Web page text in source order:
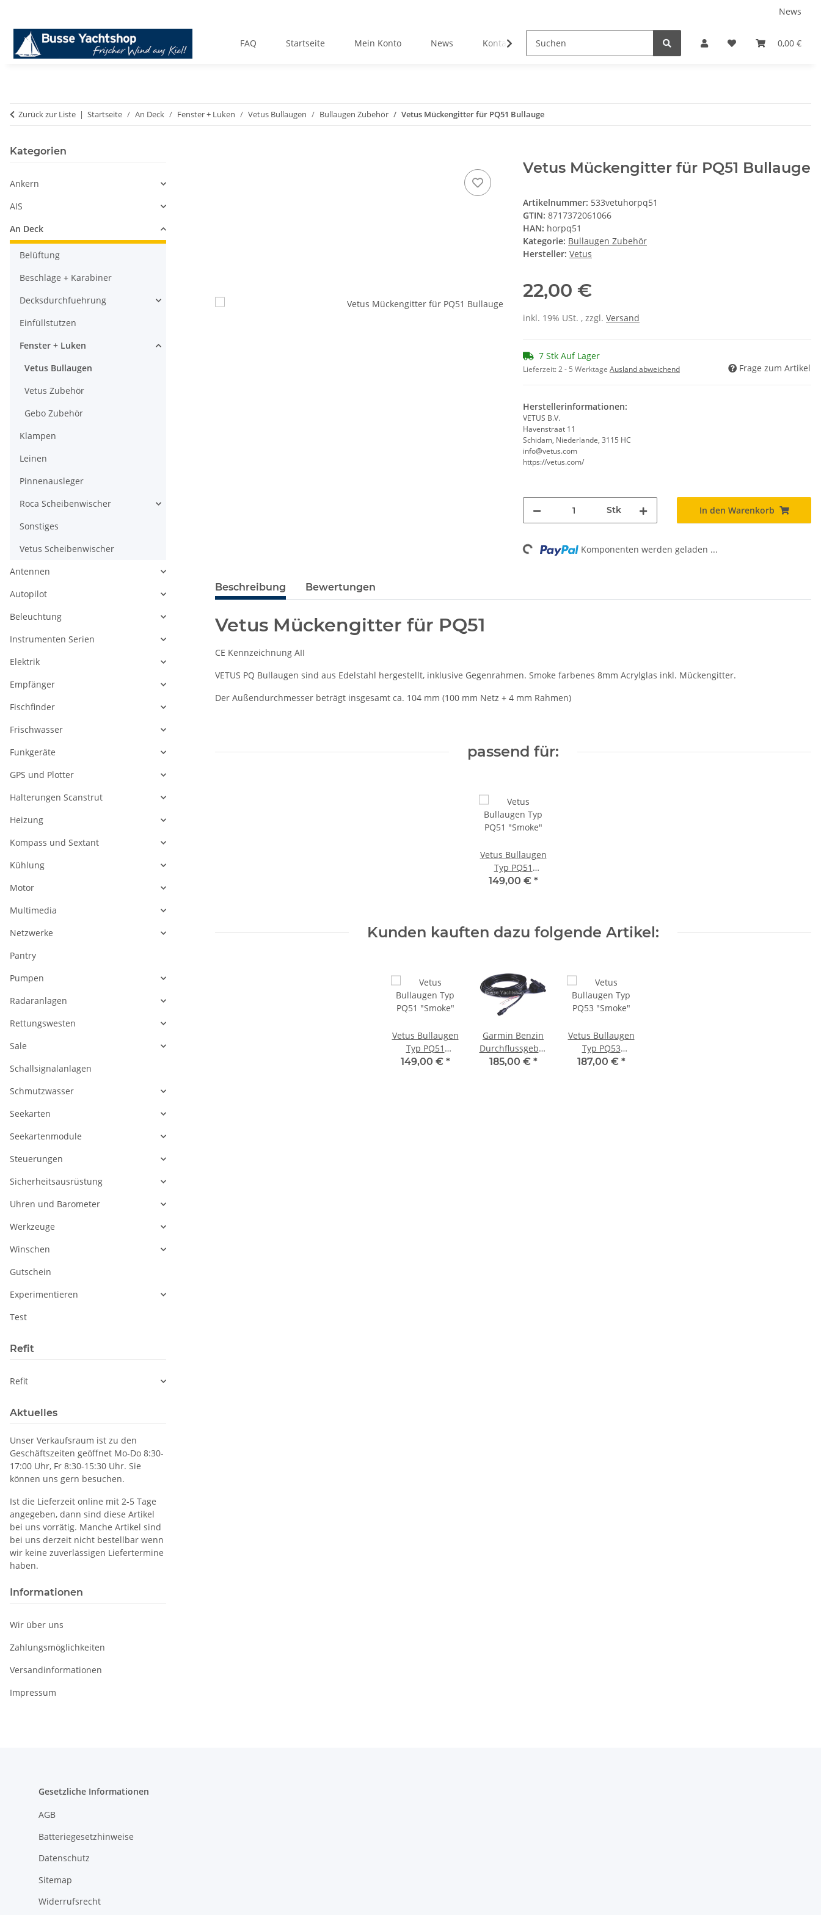
News
0,00 €
FAQ Startseite Mein Konto News Kontakt Karriere
Zurück zur Liste Startseite An Deck Fenster + Luken Vetus Bullaugen Bullaugen Zubehör Vetus Mückengitter für PQ51 Bullauge
Vetus Mückengitter für PQ51 Bullauge
Artikelnummer: 533vetuhorpq51
GTIN: 8717372061066
HAN: horpq51
Kategorie: Bullaugen Zubehör
Hersteller: Vetus
22,00 €
inkl. 19% USt. , zzgl. Versand
7 Stk Auf Lager
Lieferzeit:2 - 5 Werktage Ausland abweichend Frage zum Artikel
Herstellerinformationen:
VETUS B.V.
Havenstraat 11
Schidam, Niederlande, 3115 HC
info@vetus.com
https://vetus.com/
Stk In den Warenkorb
Loading... Komponenten werden geladen ...
Beschreibung Bewertungen
Vetus Mückengitter für PQ51
CE Kennzeichnung AII
VETUS PQ Bullaugen sind aus Edelstahl hergestellt, inklusive Gegenrahmen. Smoke farbenes 8mm Acrylglas inkl. Mückengitter.
Der Außendurchmesser beträgt insgesamt ca. 104 mm (100 mm Netz + 4 mm Rahmen)
passend für:
Vetus Bullaugen
Typ PQ51
"Smoke"
149,00 € *
Kunden kauften dazu folgende Artikel:
Vetus Bullaugen
Typ PQ51
"Smoke"
149,00 € *
Garmin Benzin
Durchflussgeber
GFS10, NMEA-
185,00 € *
Vetus Bullaugen
Typ PQ53
"Smoke"
187,00 € *
Kategorien
Ankern
AIS
An Deck
Belüftung
Beschläge + Karabiner
Decksdurchfuehrung
Einfüllstutzen
Fenster + Luken
Vetus Bullaugen
Vetus Zubehör
Gebo Zubehör
Klampen
Leinen
Pinnenausleger
Roca Scheibenwischer
Sonstiges
Vetus Scheibenwischer
Antennen
Autopilot
Beleuchtung
Instrumenten Serien
Elektrik
Empfänger
Fischfinder
Frischwasser
Funkgeräte
GPS und Plotter
Halterungen Scanstrut
Heizung
Kompass und Sextant
Kühlung
Motor
Multimedia
Netzwerke
Pantry
Pumpen
Radaranlagen
Rettungswesten
Sale
Schallsignalanlagen
Schmutzwasser
Seekarten
Seekartenmodule
Steuerungen
Sicherheitsausrüstung
Uhren und Barometer
Werkzeuge
Winschen
Gutschein
Experimentieren
Test
Refit
Refit
Aktuelles
Unser Verkaufsraum ist zu den
Geschäftszeiten geöffnet Mo-Do 8:30-
17:00 Uhr, Fr 8:30-15:30 Uhr. Sie
können uns gern besuchen.
Ist die Lieferzeit online mit 2-5 Tage
angegeben, dann sind diese Artikel
bei uns vorrätig. Manche Artikel sind
bei uns derzeit nicht bestellbar wenn
wir keine zuverlässigen Liefertermine
haben.
Informationen
Wir über uns
Zahlungsmöglichkeiten
Versandinformationen
Impressum
Gesetzliche Informationen
AGB
Batteriegesetzhinweise
Datenschutz
Sitemap
Widerrufsrecht